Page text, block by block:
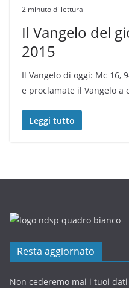
2 minuto di lettura
Il Vangelo del
2015
Il Vangelo di oggi: Mc 16,
e proclamate il Vangelo a
Leggi tutto
Resta aggiornato
Non cederemo mai i tuoi